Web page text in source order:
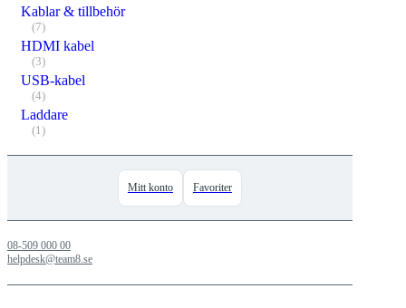
Kablar & tillbehör
(7)
HDMI kabel
(3)
USB-kabel
(4)
Laddare
(1)
Mitt konto Favoriter
08-509 000 00
helpdesk@team8.se